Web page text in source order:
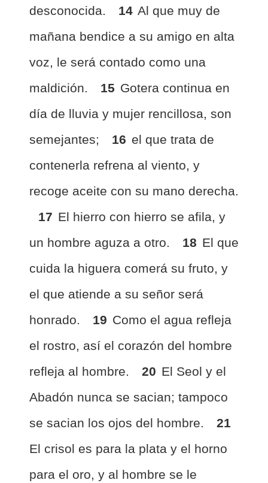
desconocida.
14 Al que muy de
mañana bendice a su amigo en alta
voz, le será contado como una
maldición.
15 Gotera continua en
día de lluvia y mujer rencillosa, son
semejantes;
16 el que trata de
contenerla refrena al viento, y
recoge aceite con su mano derecha.
17 El hierro con hierro se afila, y
un hombre aguza a otro.
18 El que
cuida la higuera comerá su fruto, y
el que atiende a su señor será
honrado.
19 Como el agua refleja
el rostro, así el corazón del hombre
refleja al hombre.
20 El Seol y el
Abadón nunca se sacian; tampoco
se sacian los ojos del hombre.
21
El crisol es para la plata y el horno
para el oro, y al hombre se le